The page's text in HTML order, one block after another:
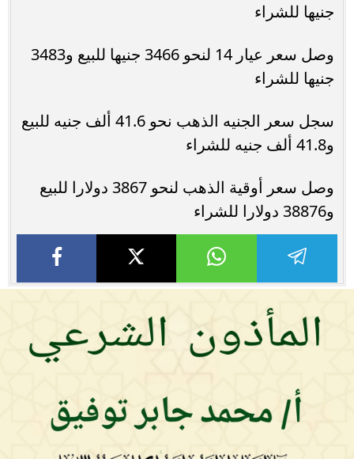
جنيها للشراء
وصل سعر عيار 14 لنحو 3466 جنيها للبيع و3483
جنيها للشراء
سجل سعر الجنيه الذهب نحو 41.6 ألف جنيه للبيع
و41.8 ألف جنيه للشراء
وصل سعر أوقية الذهب لنحو 3867 دولارا للبيع
و38876 دولارا للشراء